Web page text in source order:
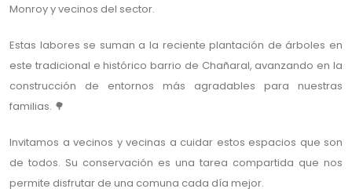
Monroy y vecinos del sector.
Estas labores se suman a la reciente plantación de árboles en
este tradicional e histórico barrio de Chañaral, avanzando en la
construcción de entornos más agradables para nuestras
familias. 🌳
Invitamos a vecinos y vecinas a cuidar estos espacios que son
de todos. Su conservación es una tarea compartida que nos
permite disfrutar de una comuna cada día mejor.